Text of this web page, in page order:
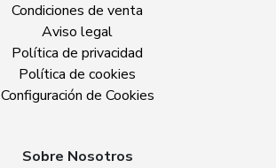
Condiciones de venta
Aviso legal
Política de privacidad
Política de cookies
Configuración de Cookies
Sobre Nosotros